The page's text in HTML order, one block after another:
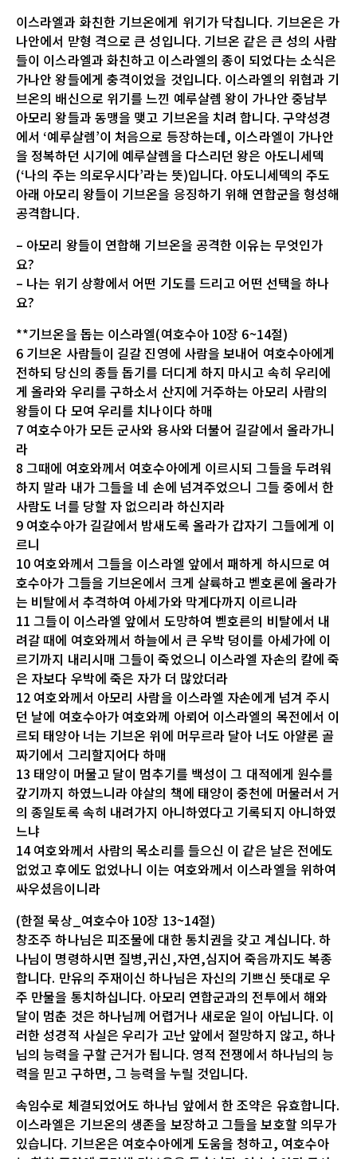
이스라엘과 화친한 기브온에게 위기가 닥칩니다. 기브온은 가
나안에서 맏형 격으로 큰 성입니다. 기브온 같은 큰 성의 사람
들이 이스라엘과 화친하고 이스라엘의 종이 되었다는 소식은
가나안 왕들에게 충격이었을 것입니다. 이스라엘의 위협과 기
브온의 배신으로 위기를 느낀 예루살렘 왕이 가나안 중남부
아모리 왕들과 동맹을 맺고 기브온을 치려 합니다. 구약성경
에서 ‘예루살렘’이 처음으로 등장하는데, 이스라엘이 가나안
을 정복하던 시기에 예루살렘을 다스리던 왕은 아도니세덱
(‘나의 주는 의로우시다’라는 뜻)입니다. 아도니세덱의 주도
아래 아모리 왕들이 기브온을 응징하기 위해 연합군을 형성해
공격합니다.
– 아모리 왕들이 연합해 기브온을 공격한 이유는 무엇인가
요?
– 나는 위기 상황에서 어떤 기도를 드리고 어떤 선택을 하나
요?
**기브온을 돕는 이스라엘(여호수아 10장 6~14절)
6 기브온 사람들이 길갈 진영에 사람을 보내어 여호수아에게
전하되 당신의 종들 돕기를 더디게 하지 마시고 속히 우리에
게 올라와 우리를 구하소서 산지에 거주하는 아모리 사람의
왕들이 다 모여 우리를 치나이다 하매
7 여호수아가 모든 군사와 용사와 더불어 길갈에서 올라가니
라
8 그때에 여호와께서 여호수아에게 이르시되 그들을 두려워
하지 말라 내가 그들을 네 손에 넘겨주었으니 그들 중에서 한
사람도 너를 당할 자 없으리라 하신지라
9 여호수아가 길갈에서 밤새도록 올라가 갑자기 그들에게 이
르니
10 여호와께서 그들을 이스라엘 앞에서 패하게 하시므로 여
호수아가 그들을 기브온에서 크게 살륙하고 벧호론에 올라가
는 비탈에서 추격하여 아세가와 막게다까지 이르니라
11 그들이 이스라엘 앞에서 도망하여 벧호른의 비탈에서 내
려갈 때에 여호와께서 하늘에서 큰 우박 덩이를 아세가에 이
르기까지 내리시매 그들이 죽었으니 이스라엘 자손의 칼에 죽
은 자보다 우박에 죽은 자가 더 많았더라
12 여호와께서 아모리 사람을 이스라엘 자손에게 넘겨 주시
던 날에 여호수아가 여호와께 아뢰어 이스라엘의 목전에서 이
르되 태양아 너는 기브온 위에 머무르라 달아 너도 아얄론 골
짜기에서 그리할지어다 하매
13 태양이 머물고 달이 멈추기를 백성이 그 대적에게 원수를
갚기까지 하였느니라 야살의 책에 태양이 중천에 머물러서 거
의 종일토록 속히 내려가지 아니하였다고 기록되지 아니하였
느냐
14 여호와께서 사람의 목소리를 들으신 이 같은 날은 전에도
없었고 후에도 없었나니 이는 여호와께서 이스라엘을 위하여
싸우셨음이니라
(한절 묵상_여호수아 10장 13~14절)
창조주 하나님은 피조물에 대한 통치권을 갖고 계십니다. 하
나님이 명령하시면 질병,귀신,자연,심지어 죽음까지도 복종
합니다. 만유의 주재이신 하나님은 자신의 기쁘신 뜻대로 우
주 만물을 통치하십니다. 아모리 연합군과의 전투에서 해와
달이 멈춘 것은 하나님께 어렵거나 새로운 일이 아닙니다. 이
러한 성경적 사실은 우리가 고난 앞에서 절망하지 않고, 하나
님의 능력을 구할 근거가 됩니다. 영적 전쟁에서 하나님의 능
력을 믿고 구하면, 그 능력을 누릴 것입니다.
속임수로 체결되었어도 하나님 앞에서 한 조약은 유효합니다.
이스라엘은 기브온의 생존을 보장하고 그들을 보호할 의무가
있습니다. 기브온은 여호수아에게 도움을 청하고, 여호수아